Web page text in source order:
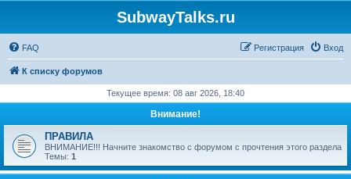
SubwayTalks.ru
FAQ Вход
Регистрация
К списку форумов
Текущее время: 08 авг 2026, 18:40
Внимание!
ПРАВИЛА
ВНИМАНИЕ!!! Начните знакомство с форумом с прочтения этого раздела
Темы: 1